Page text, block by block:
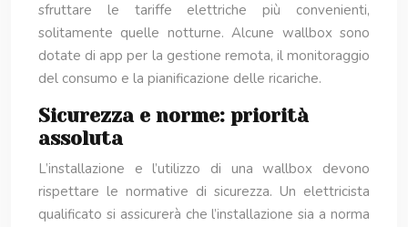
sfruttare le tariffe elettriche più convenienti,
solitamente quelle notturne. Alcune wallbox sono
dotate di app per la gestione remota, il monitoraggio
del consumo e la pianificazione delle ricariche.
Sicurezza e norme: priorità
assoluta
L’installazione e l’utilizzo di una wallbox devono
rispettare le normative di sicurezza. Un elettricista
qualificato si assicurerà che l’installazione sia a norma